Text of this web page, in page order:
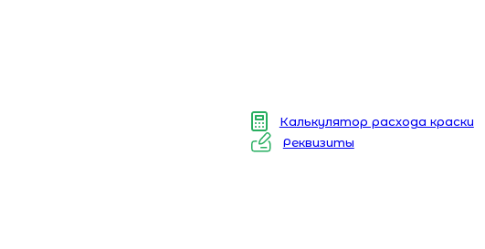
Калькулятор расхода краски
Реквизиты